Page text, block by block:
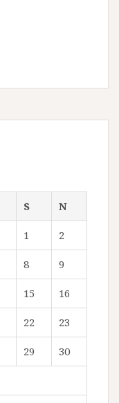
S N
1 2
8 9
15 16
22 23
29 30